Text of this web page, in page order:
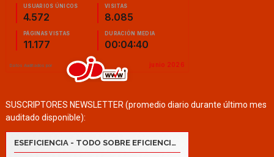
SUSCRIPTORES NEWSLETTER (promedio diario durante último mes
auditado disponible):